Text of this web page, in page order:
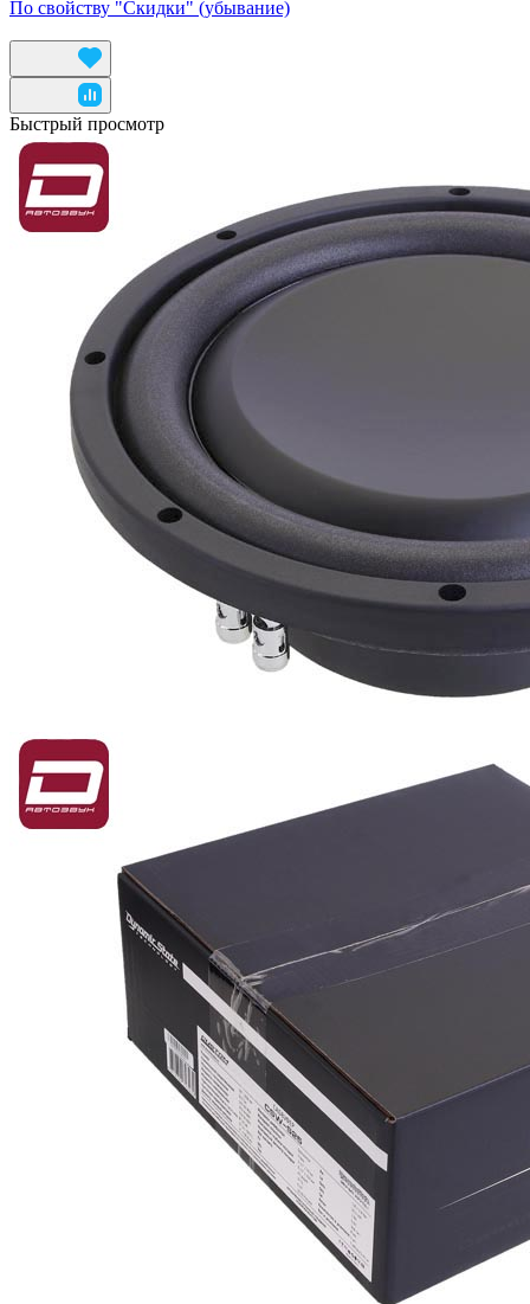
По свойству "Скидки" (убывание)
Быстрый просмотр